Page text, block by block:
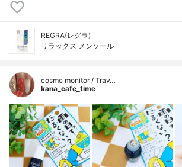
REGRA(レグラ)
リラックス メンソール
cosme monitor / Trav…
kana_cafe_time